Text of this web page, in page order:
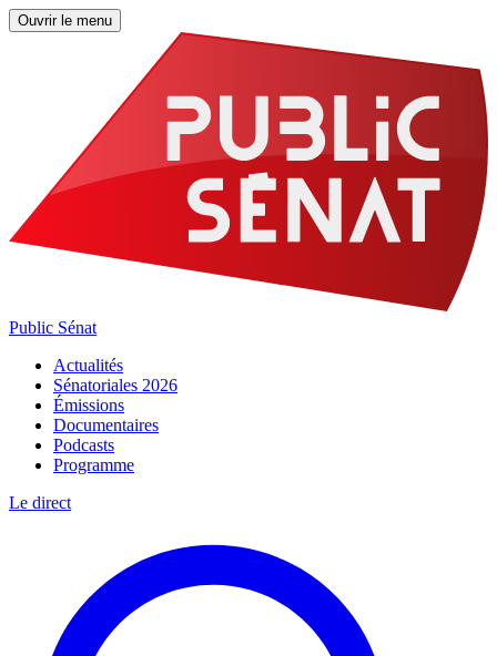
Ouvrir le menu
Public Sénat
Actualités
Sénatoriales 2026
Émissions
Documentaires
Podcasts
Programme
Le direct